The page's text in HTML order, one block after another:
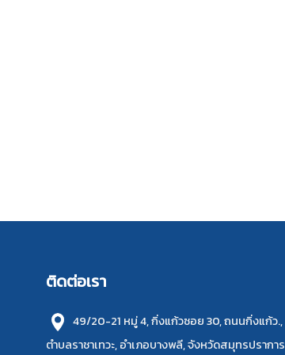
ติดต่อเรา
49/20-21 หมู่ 4, กิ่งแก้วซอย 30, ถนนกิ่งแก้ว.,
ตำบลราชาเทวะ, อำเภอบางพลี, จังหวัดสมุทรปราการ